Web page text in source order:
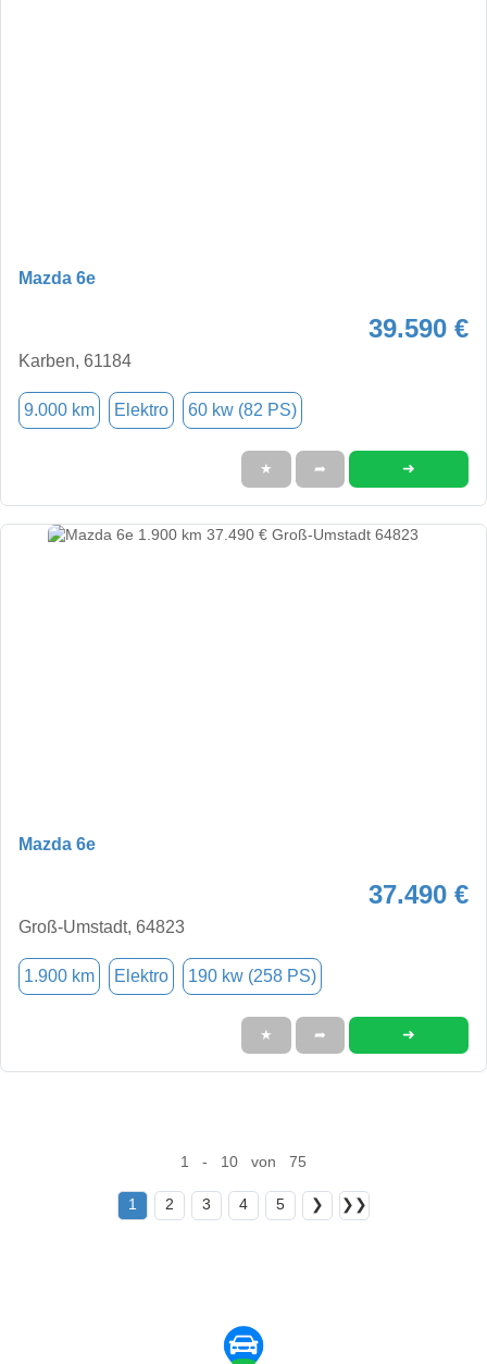
Mazda 6e
39.590 €
Karben, 61184
9.000 km Elektro 60 kw (82 PS)
★ ➦ ➜
Mazda 6e
37.490 €
Groß-Umstadt, 64823
1.900 km Elektro 190 kw (258 PS)
★ ➦ ➜
1 - 10 von 75
1 2 3 4 5 ❯ ❯❯